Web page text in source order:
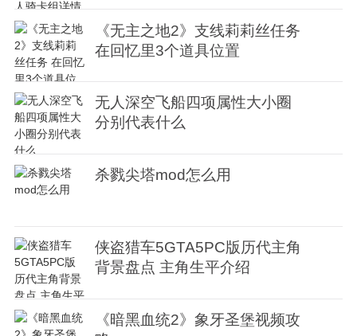
《无主之地2》支线莉莉丝任务
在回忆里3个道具位置
无人深空飞船四项属性大小圈
分别代表什么
杀戮尖塔mod怎么用
侠盗猎车5GTA5PC版历代主角
背景盘点 主角生平介绍
《暗黑血统2》象牙圣堡视频攻